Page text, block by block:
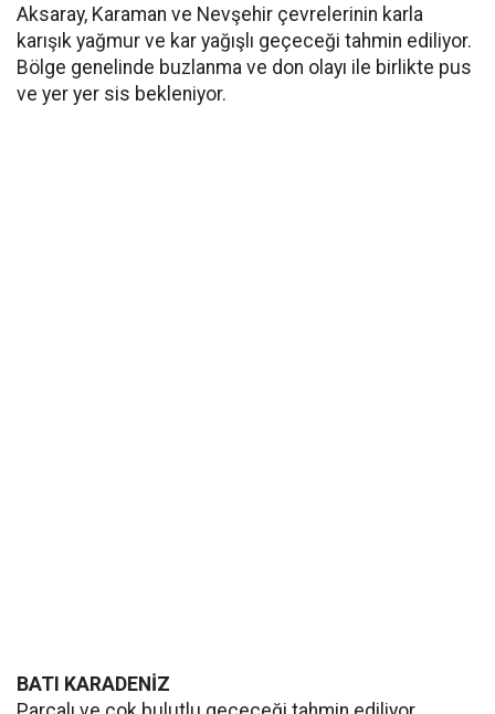
Aksaray, Karaman ve Nevşehir çevrelerinin karla
karışık yağmur ve kar yağışlı geçeceği tahmin ediliyor.
Bölge genelinde buzlanma ve don olayı ile birlikte pus
ve yer yer sis bekleniyor.
BATI KARADENİZ